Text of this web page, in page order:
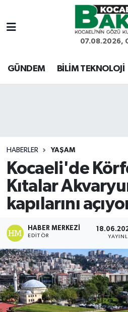
07.08.2026,
GÜNDEM BİLİM TEKNOLOJİ
HABERLER YAŞAM
Kocaeli'de
Kıtalar
kapılarını
HABER MERKEZI
EDITÖR
Kocaeli Nöbetçi
Kocaeli Hava Durumu
Son Dakika Haberleri
Haber Arşivi